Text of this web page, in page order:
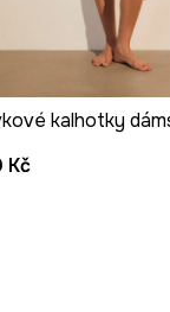
stylové detaily.
košíčku
Kč